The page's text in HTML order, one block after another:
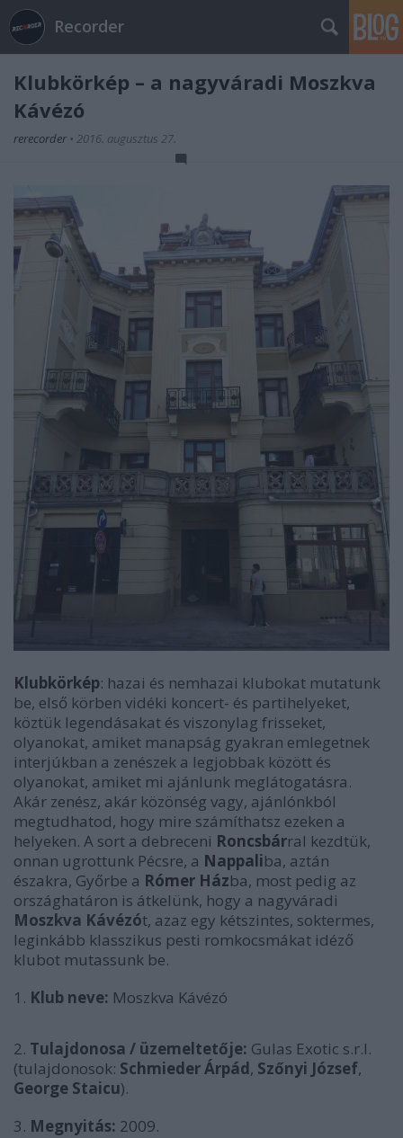
Recorder
Klubkörkép – a nagyváradi Moszkva
Kávézó
rerecorder • 2016. augusztus 27.
Klubkörkép: hazai és nemhazai klubokat mutatunk
be, első körben vidéki koncert- és partihelyeket,
köztük legendásakat és viszonylag frisseket,
olyanokat, amiket manapság gyakran emlegetnek
interjúkban a zenészek a legjobbak között és
olyanokat, amiket mi ajánlunk meglátogatásra.
Akár zenész, akár közönség vagy, ajánlónkból
megtudhatod, hogy mire számíthatsz ezeken a
helyeken. A sort a debreceni Roncsbárral kezdtük,
onnan ugrottunk Pécsre, a Nappaliba, aztán
északra, Győrbe a Rómer Házba, most pedig az
országhatáron is átkelünk, hogy a nagyváradi
Moszkva Kávézót, azaz egy kétszintes, soktermes,
leginkább klasszikus pesti romkocsmákat idéző
klubot mutassunk be.
1. Klub neve: Moszkva Kávézó
2. Tulajdonosa / üzemeltetője: Gulas Exotic s.r.l.
(tulajdonosok: Schmieder Árpád, Szőnyi József,
George Staicu).
3. Megnyitás: 2009.